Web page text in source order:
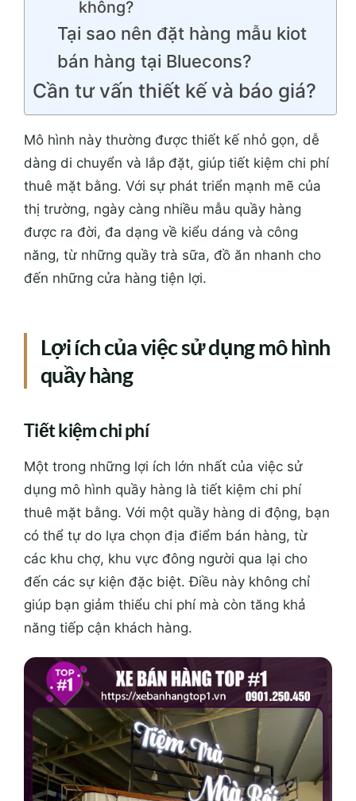
không?
Tại sao nên đặt hàng mẫu kiot
bán hàng tại Bluecons?
Cần tư vấn thiết kế và báo giá?
Mô hình này thường được thiết kế nhỏ gọn, dễ
dàng di chuyển và lắp đặt, giúp tiết kiệm chi phí
thuê mặt bằng. Với sự phát triển mạnh mẽ của
thị trường, ngày càng nhiều mẫu quầy hàng
được ra đời, đa dạng về kiểu dáng và công
năng, từ những quầy trà sữa, đồ ăn nhanh cho
đến những cửa hàng tiện lợi.
Lợi ích của việc sử dụng mô hình
quầy hàng
Tiết kiệm chi phí
Một trong những lợi ích lớn nhất của việc sử
dụng mô hình quầy hàng là tiết kiệm chi phí
thuê mặt bằng. Với một quầy hàng di động, bạn
có thể tự do lựa chọn địa điểm bán hàng, từ
các khu chợ, khu vực đông người qua lại cho
đến các sự kiện đặc biệt. Điều này không chỉ
giúp bạn giảm thiểu chi phí mà còn tăng khả
năng tiếp cận khách hàng.